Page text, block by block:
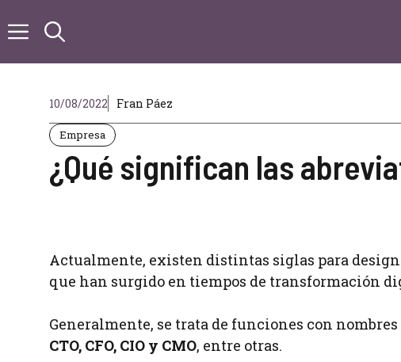
al
10/08/2022 Fran Páez
Empresa
¿Qué significan las
Actualmente, existen distintas siglas para
que han surgido en tiempos de transformación
Generalmente, se trata de funciones con
CTO, CFO, CIO y CMO, entre otras.